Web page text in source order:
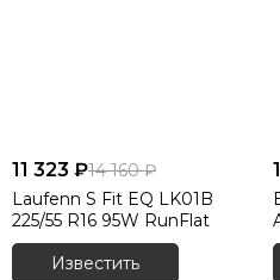
11 323 ₽14 160 ₽
Laufenn S Fit EQ LK01B
225/55 R16 95W RunFlat
Известить